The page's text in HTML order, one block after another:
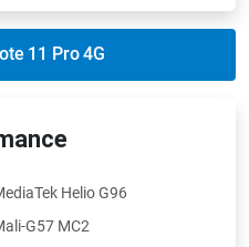
11 Pro 4G
Helio G96
G57 MC2